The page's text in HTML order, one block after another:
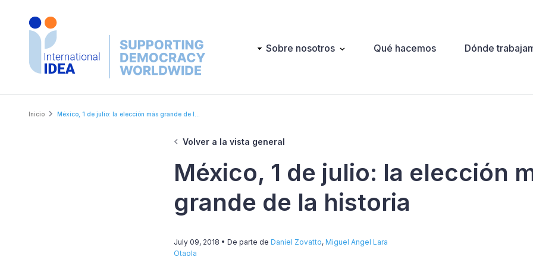
Main Sobre nosotros Qué hacemos Dónde
Breadcrumb
Inicio México, 1 de julio: la elección más grande de l...
Volver a la vista general
México, 1 de julio: la elección
grande de la historia
July 09, 2018 • De parte de Daniel Zovatto, Miguel Angel Lara
Otaola